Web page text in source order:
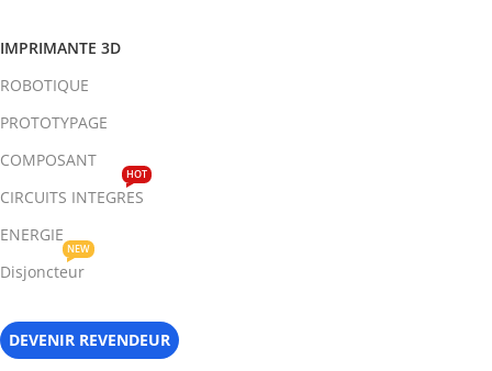
IMPRIMANTE 3D
ROBOTIQUE
PROTOTYPAGE
COMPOSANT
CIRCUITS INTEGRES
HOT
ENERGIE
Disjoncteur
NEW
DEVENIR REVENDEUR